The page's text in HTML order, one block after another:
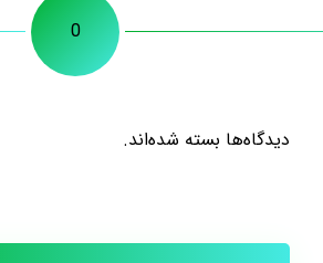
0
دیدگاه‌ها بسته شده‌اند.